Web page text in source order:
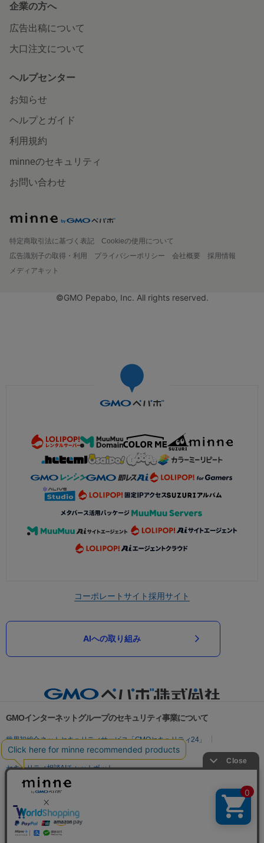
企業の方へ
広告出稿について
大口注文について
ヘルプセンター
お知らせ
ヘルプとガイド
利用規約
minneのセキュリティ
お問い合わせ
特定商取引法に基づく表記
Cookieの使用について
広告識別子の取得・利用
プライバシーポリシー 会社概要
採用情報
メディアキット
©GMO Pepabo, Inc. All rights reserved.
コーポレートサイト採用サイト
AIへの取り組み
GMOインターネットグループのセキュリティ事業について
世界初総合ネットセキュリティサービス「GMOセキュリティ24」
パスワード漏洩診断
Webサイトリスク診断
セキュリティ相談AIチャットボット
実在証明・盗聴対策
サイバー攻撃対策（GMO Flatt Security）
セキュリティ事業の軌跡